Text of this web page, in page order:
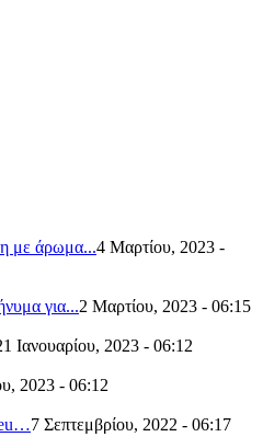
με άρωμα...4 Μαρτίου, 2023 -
για...2 Μαρτίου, 2023 - 06:15
Ιανουαρίου, 2023 - 06:12
2023 - 06:12
7 Σεπτεμβρίου, 2022 - 06:17